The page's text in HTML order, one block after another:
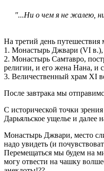
"...Ни о чем я не жалею,
На третий день
1. Монастырь Джвари (VI в.),
2. Монастырь Самтавро,
религии, и его жена Нана, и
3. Величественный храм XI
После завтрака мы
С исторической точки
Дарьяльское ущелье и далее
Монастырь Джвари, место
надо увидеть (и
Перемещаться мы будем на
могу отвести на чашку